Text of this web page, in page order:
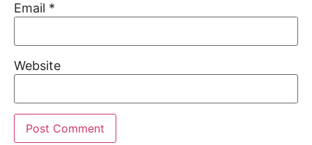
Email *
Website